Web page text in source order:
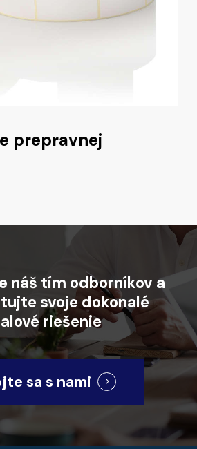
prepravnej
náš tím odborníkov a
svoje dokonalé
riešenie
sa s nami